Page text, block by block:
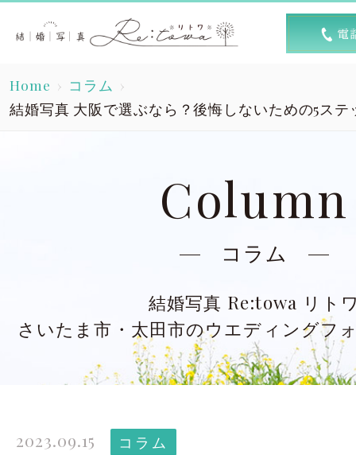
トップ
Top
洋装スタジオ
和装スタジオ
Kimono studio
太田店ギャラリー 大宮
ドレス＆着物
Home
コラム
結婚写真 大阪で選ぶなら？後悔しないための5ス
Column
コラム
結婚写真 Re:towa リト
さいたま市・太田市のウエディングフ
2023.09.15 コラム